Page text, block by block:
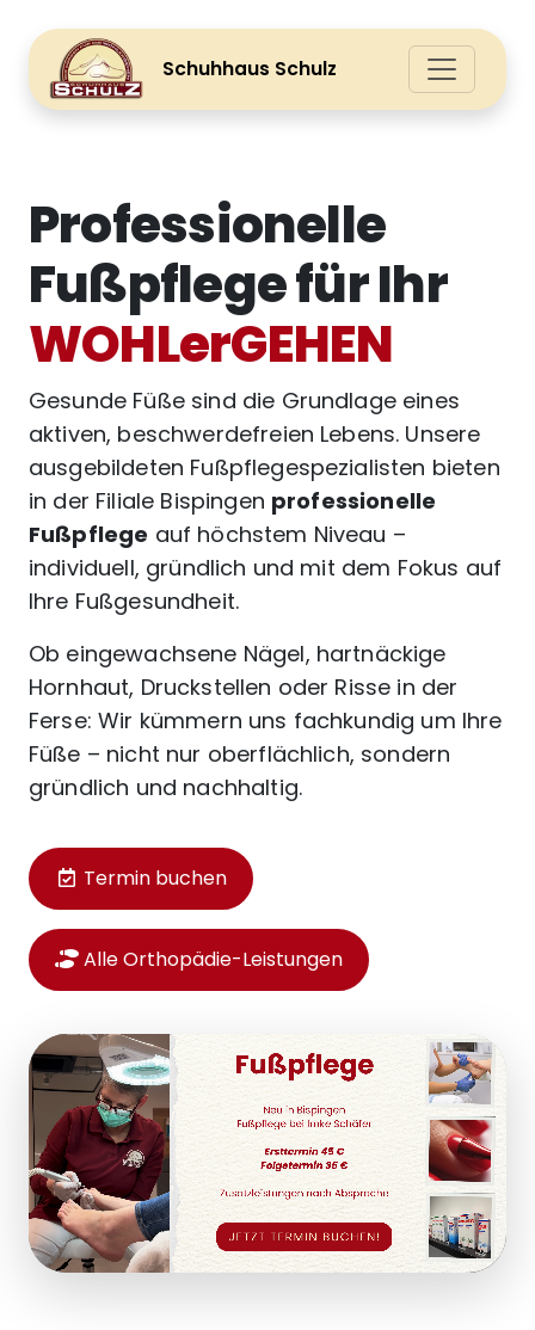
Schuhhaus Schulz
Professionelle
Fußpflege für Ihr
WOHLerGEHEN
Gesunde Füße sind die Grundlage eines
aktiven, beschwerdefreien Lebens. Unsere
ausgebildeten Fußpflegespezialisten bieten
in der Filiale Bispingen professionelle
Fußpflege auf höchstem Niveau –
individuell, gründlich und mit dem Fokus auf
Ihre Fußgesundheit.
Ob eingewachsene Nägel, hartnäckige
Hornhaut, Druckstellen oder Risse in der
Ferse: Wir kümmern uns fachkundig um Ihre
Füße – nicht nur oberflächlich, sondern
gründlich und nachhaltig.
Termin buchen
Alle Orthopädie-Leistungen